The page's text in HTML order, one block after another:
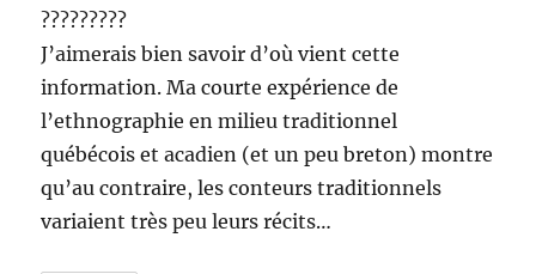
?????????
J’aimerais bien savoir d’où vient cette
information. Ma courte expérience de
l’ethnographie en milieu traditionnel
québécois et acadien (et un peu breton) montre
qu’au contraire, les conteurs traditionnels
variaient très peu leurs récits…